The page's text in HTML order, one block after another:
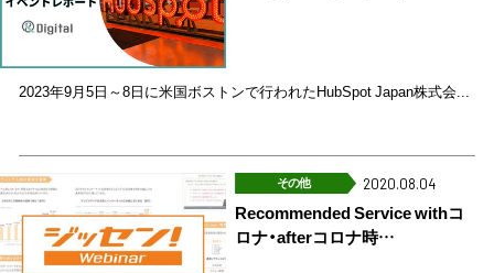
2023年9月5日～8日に米国ボストンで行われたHubSpot Japan株式会...
その他 2020.08.04
Recommended Service withコ
ロナ・afterコロナ時…